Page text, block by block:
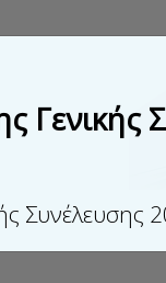
Γενικής
Συνέλευσης